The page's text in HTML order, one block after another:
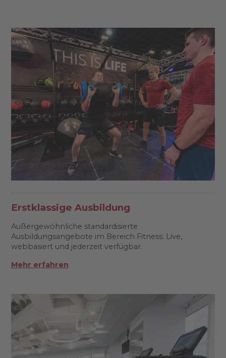
Erstklassige Ausbildung
Außergewöhnliche standardisierte
Ausbildungsangebote im Bereich Fitness: Live,
webbasiert und jederzeit verfügbar.
Mehr erfahren